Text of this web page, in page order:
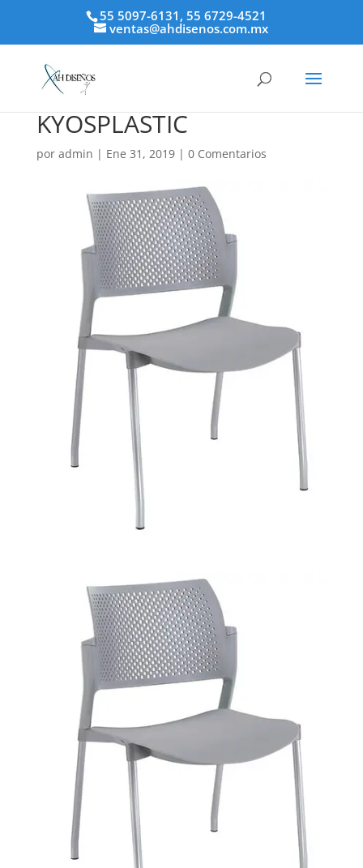
55 5097-6131, 55 6729-4521
ventas@ahdisenos.com.mx
KYOSPLASTIC
por admin | Ene 31, 2019| 0 Comentarios